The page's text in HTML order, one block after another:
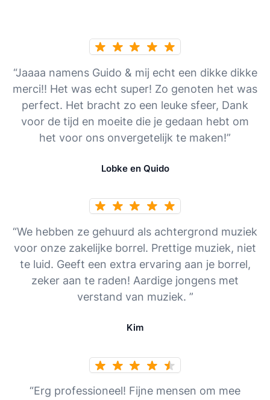
“Jaaaa namens Guido & mij echt een dikke dikke
merci!! Het was echt super! Zo genoten het was
perfect. Het bracht zo een leuke sfeer, Dank
voor de tijd en moeite die je gedaan hebt om
het voor ons onvergetelijk te maken!”
Lobke en Quido
“We hebben ze gehuurd als achtergrond muziek
voor onze zakelijke borrel. Prettige muziek, niet
te luid. Geeft een extra ervaring aan je borrel,
zeker aan te raden! Aardige jongens met
verstand van muziek. ”
Kim
“Erg professioneel! Fijne mensen om mee